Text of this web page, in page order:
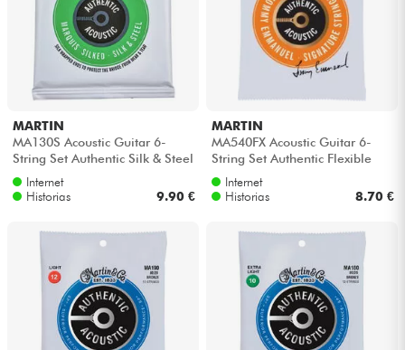
MARTIN
MA130S Acoustic Guitar 6-
String Set Authentic Silk & Steel
11.5-47 - Juego de cuerdas
Internet
Historias
9.90 €
MARTIN
MA540FX Acoustic Guitar 6-
String Set Authentic Flexible
Core Phosphor Bronze 12-54 -
Ju...
Internet
Historias
8.70 €